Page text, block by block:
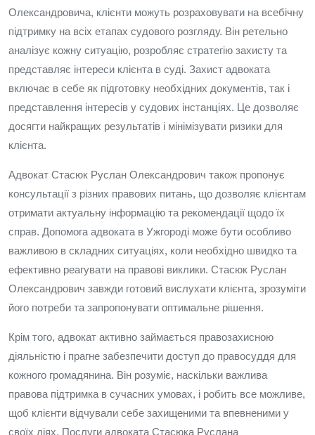
Олександровича, клієнти можуть розраховувати на всебічну
підтримку на всіх етапах судового розгляду. Він ретельно
аналізує кожну ситуацію, розробляє стратегію захисту та
представляє інтереси клієнта в суді. Захист адвоката
включає в себе як підготовку необхідних документів, так і
представлення інтересів у судових інстанціях. Це дозволяє
досягти найкращих результатів і мінімізувати ризики для
клієнта.
Адвокат Стасюк Руслан Олександрович також пропонує
консультації з різних правових питань, що дозволяє клієнтам
отримати актуальну інформацію та рекомендації щодо їх
справ. Допомога адвоката в Ужгороді може бути особливо
важливою в складних ситуаціях, коли необхідно швидко та
ефективно реагувати на правові виклики. Стасюк Руслан
Олександрович завжди готовий вислухати клієнта, зрозуміти
його потреби та запропонувати оптимальне рішення.
Крім того, адвокат активно займається правозахисною
діяльністю і прагне забезпечити доступ до правосуддя для
кожного громадянина. Він розуміє, наскільки важлива
правова підтримка в сучасних умовах, і робить все можливе,
щоб клієнти відчували себе захищеними та впевненими у
своїх діях. Послуги адвоката Стасюка Руслана